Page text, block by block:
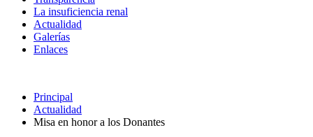
La insuficiencia renal
Actualidad
Galerías
Enlaces
Principal
Actualidad
Misa en honor a los Donantes